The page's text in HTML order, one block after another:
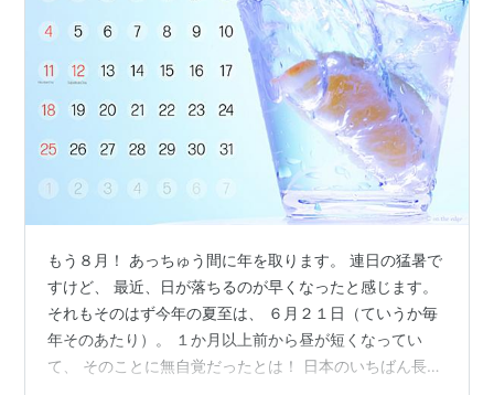
もう８月！ あっちゅう間に年を取ります。 連日の猛暑で
すけど、 最近、日が落ちるのが早くなったと感じます。
それもそのはず今年の夏至は、 ６月２１日（ていうか毎
年そのあたり）。 １か月以上前から昼が短くなってい
て、 そのことに無自覚だったとは！ 日本のいちばん長い